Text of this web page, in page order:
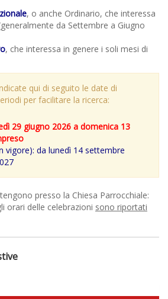
, o anche Ordinario, che interessa
da Settembre a Giugno
, che interessa in genere i soli mesi di
qui di seguito le date di
per facilitare la ricerca:
29 giugno 2026 a domenica 13
vigore): da lunedì 14 settembre
presso la Chiesa Parrocchiale:
orari delle celebrazioni sono riportati